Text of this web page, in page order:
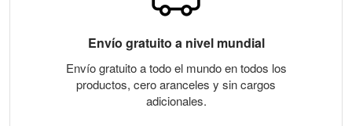
Envío gratuito a nivel mundial
Envío gratuito a todo el mundo en todos los
productos, cero aranceles y sin cargos
adicionales.